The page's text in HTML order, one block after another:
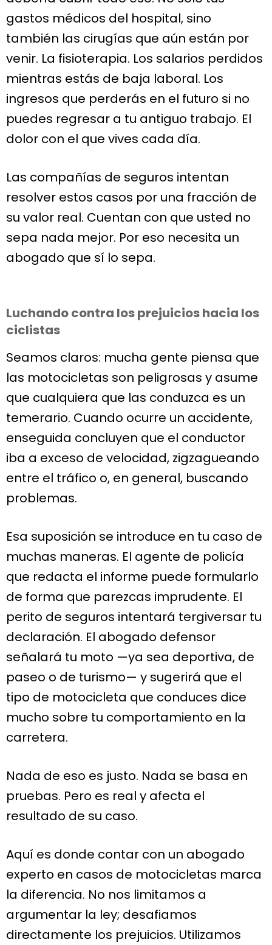
gastos médicos del hospital, sino
también las cirugías que aún están por
venir. La fisioterapia. Los salarios perdidos
mientras estás de baja laboral. Los
ingresos que perderás en el futuro si no
puedes regresar a tu antiguo trabajo. El
dolor con el que vives cada día.
Las compañías de seguros intentan
resolver estos casos por una fracción de
su valor real. Cuentan con que usted no
sepa nada mejor. Por eso necesita un
abogado que sí lo sepa.
Luchando contra los prejuicios hacia los
ciclistas
Seamos claros: mucha gente piensa que
las motocicletas son peligrosas y asume
que cualquiera que las conduzca es un
temerario. Cuando ocurre un accidente,
enseguida concluyen que el conductor
iba a exceso de velocidad, zigzagueando
entre el tráfico o, en general, buscando
problemas.
Esa suposición se introduce en tu caso de
muchas maneras. El agente de policía
que redacta el informe puede formularlo
de forma que parezcas imprudente. El
perito de seguros intentará tergiversar tu
declaración. El abogado defensor
señalará tu moto —ya sea deportiva, de
paseo o de turismo— y sugerirá que el
tipo de motocicleta que conduces dice
mucho sobre tu comportamiento en la
carretera.
Nada de eso es justo. Nada se basa en
pruebas. Pero es real y afecta el
resultado de su caso.
Aquí es donde contar con un abogado
experto en casos de motocicletas marca
la diferencia. No nos limitamos a
argumentar la ley; desafiamos
directamente los prejuicios. Utilizamos